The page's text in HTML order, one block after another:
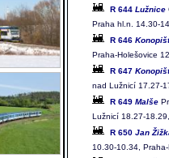
R 644 Lužnice
Praha hl.n. 14.30-
R 646
Praha-Holešovice
R 647
nad Lužnicí 17.27-
R 649 Malše
Lužnicí 18.27-
R 650 Jan
10.30-10.34,